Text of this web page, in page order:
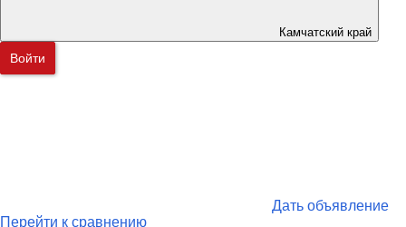
Камчатский край
Войти
Дать объявление
Перейти к сравнению